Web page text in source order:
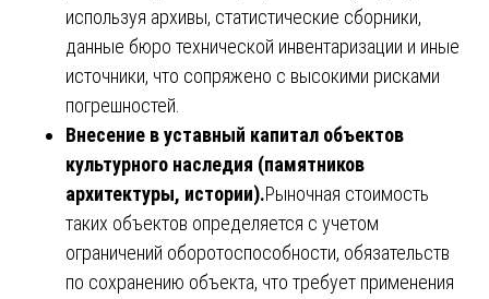
используя архивы, статистические сборники,
данные бюро технической инвентаризации и иные
источники, что сопряжено с высокими рисками
погрешностей.
Внесение в уставный капитал объектов
культурного наследия (памятников
архитектуры, истории).Рыночная стоимость
таких объектов определяется с учетом
ограничений оборотоспособности, обязательств
по сохранению объекта, что требует применения